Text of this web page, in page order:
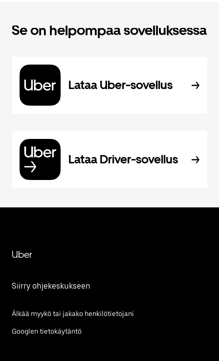
Se on helpompaa sovelluksessa
Lataa Uber-sovellus
Lataa Driver-sovellus
Uber
Siirry ohjekeskukseen
Älkää myykö tai jakako henkilötietojani
Googlen tietokäytäntö